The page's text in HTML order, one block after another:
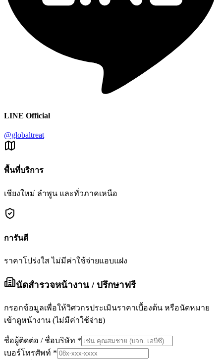
LINE Official
@globaltreat
พื้นที่บริการ
เชียงใหม่ ลำพูน และทั่วภาคเหนือ
การันตี
ราคาโปร่งใส ไม่มีค่าใช้จ่ายแอบแฝง
นัดสำรวจหน้างาน / ปรึกษาฟรี
กรอกข้อมูลเพื่อให้วิศวกรประเมินราคาเบื้องต้น หรือนัดหมาย
เข้าดูหน้างาน (ไม่มีค่าใช้จ่าย)
ชื่อผู้ติดต่อ / ชื่อบริษัท *
เบอร์โทรศัพท์ *